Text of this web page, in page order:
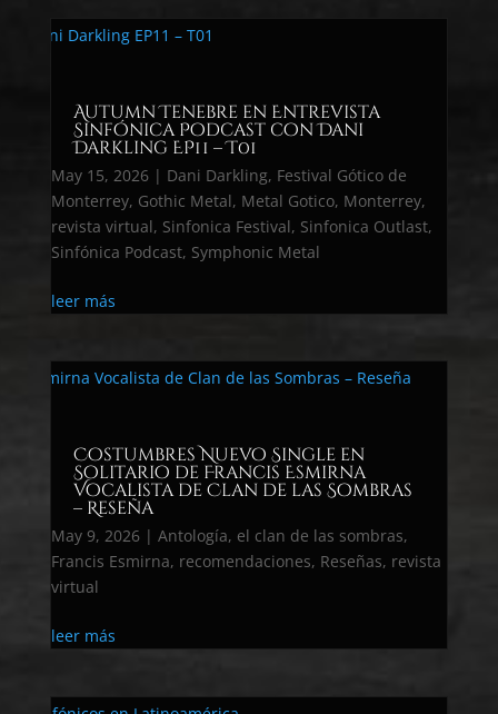
Autumn Tenebre en Entrevista
Sinfónica Podcast con Dani
Darkling EP11 – T01
May 15, 2026| Dani Darkling, Festival Gótico de
Monterrey, Gothic Metal, Metal Gotico, Monterrey,
revista virtual, Sinfonica Festival, Sinfonica Outlast,
Sinfónica Podcast, Symphonic Metal
leer más
Costumbres Nuevo Single en
Solitario de Francis Esmirna
Vocalista de Clan de las Sombras
– Reseña
May 9, 2026| Antología, el clan de las sombras,
Francis Esmirna, recomendaciones, Reseñas, revista
virtual
leer más